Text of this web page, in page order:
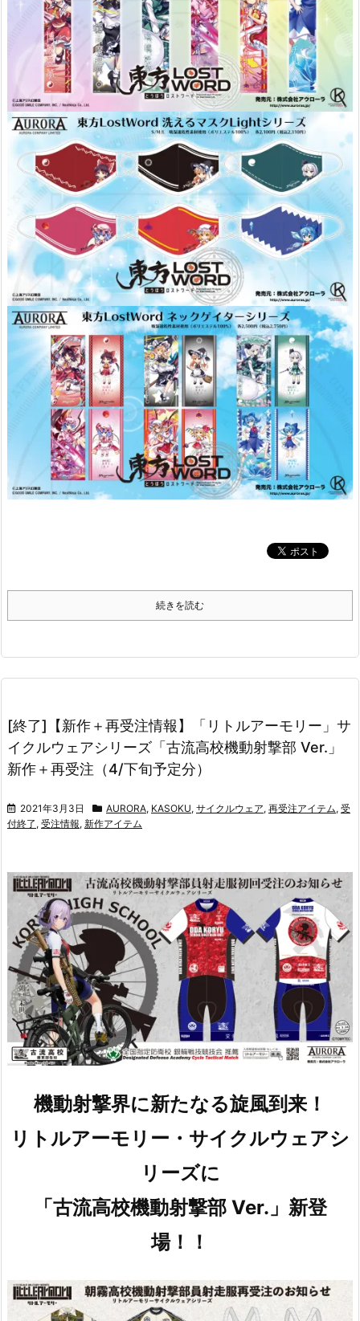
続きを読む
[終了]【新作＋再受注情報】「リトルアーモリー」サ
イクルウェアシリーズ「古流高校機動射撃部 Ver.」
新作＋再受注（4/下旬予定分）
2021年3月3日 AURORA, KASOKU, サイクルウェア, 再受注アイテム, 受
付終了 , 受注情報, 新作アイテム
機動射撃界に新たなる旋風到来！
リトルアーモリー・サイクルウェアシ
リーズに
「古流高校機動射撃部 Ver.」新登
場！！